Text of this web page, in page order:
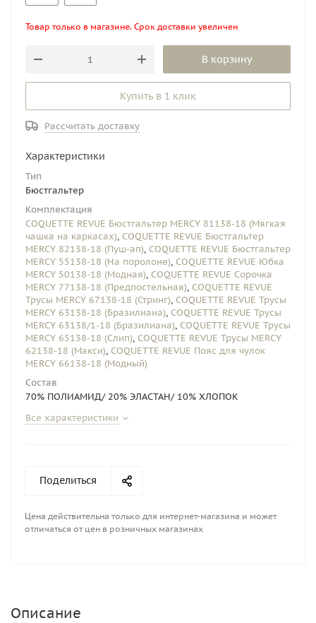
Товар только в магазине. Срок доставки увеличен
В корзину
Купить в 1 клик
Рассчитать доставку
Характеристики
Тип
Бюстгальтер
Комплектация
COQUETTE REVUE Бюстгальтер MERCY 81138-18 (Мягкая
чашка на каркасах), COQUETTE REVUE Бюстгальтер
MERCY 82138-18 (Пуш-ап), COQUETTE REVUE Бюстгальтер
MERCY 55138-18 (На поролоне), COQUETTE REVUE Юбка
MERCY 50138-18 (Модная), COQUETTE REVUE Сорочка
MERCY 77138-18 (Предпостельная), COQUETTE REVUE
Трусы MERCY 67138-18 (Стринг), COQUETTE REVUE Трусы
MERCY 63138-18 (Бразилиана), COQUETTE REVUE Трусы
MERCY 63138/1-18 (Бразилиана), COQUETTE REVUE Трусы
MERCY 65138-18 (Слип), COQUETTE REVUE Трусы MERCY
62138-18 (Макси), COQUETTE REVUE Пояс для чулок
MERCY 66138-18 (Модный)
Состав
70% ПОЛИАМИД/ 20% ЭЛАСТАН/ 10% ХЛОПОК
Все характеристики
Поделиться
Цена действительна только для интернет-магазина и может
отличаться от цен в розничных магазинах
Описание